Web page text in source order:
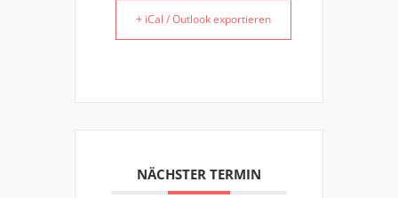
+ iCal / Outlook exportieren
NÄCHSTER TERMIN